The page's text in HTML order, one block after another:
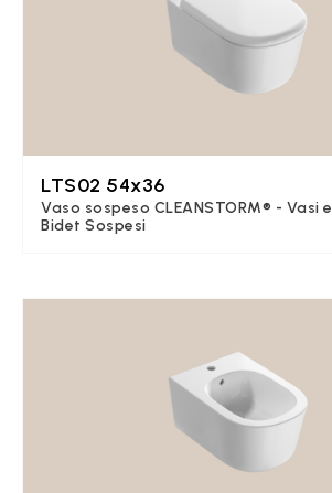
LTS02 54x36
Vaso sospeso CLEANSTORM® - Vasi e
Bidet Sospesi